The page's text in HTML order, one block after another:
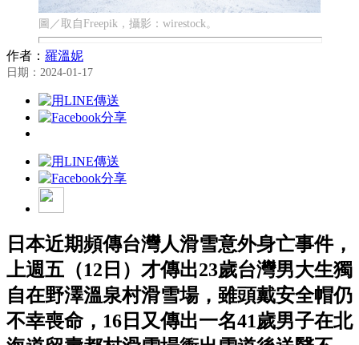
圖／取自Freepik，攝影：wirestock。
作者： 羅溫妮
日期：2024-01-17
日本近期頻傳台灣人滑雪意外身亡事件，
上週五（12日）才傳出23歲台灣男大生獨
自在野澤溫泉村滑雪場，雖頭戴安全帽仍
不幸喪命，16日又傳出一名41歲男子在北